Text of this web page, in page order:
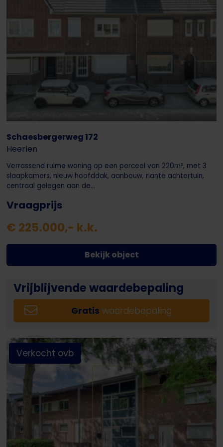
Schaesbergerweg 172
Heerlen
Verrassend ruime woning op een perceel van 220m², met 3
slaapkamers, nieuw hoofddak, aanbouw, riante achtertuin,
centraal gelegen aan de...
Vraagprijs
€ 225.000,- k.k.
Bekijk object
Vrijblijvende waardebepaling
Gratis waardebepaling
Verkocht ovb